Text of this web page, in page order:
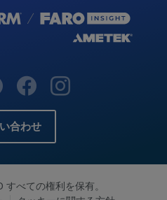
合わせ
べての権利を保有。